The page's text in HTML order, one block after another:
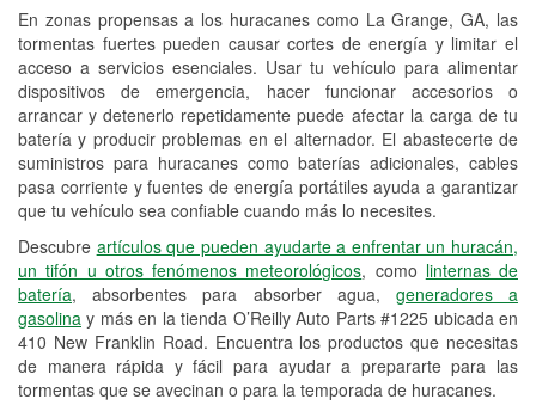
En zonas propensas a los huracanes como La Grange, GA, las
tormentas fuertes pueden causar cortes de energía y limitar el
acceso a servicios esenciales. Usar tu vehículo para alimentar
dispositivos de emergencia, hacer funcionar accesorios o
arrancar y detenerlo repetidamente puede afectar la carga de tu
batería y producir problemas en el alternador. El abastecerte de
suministros para huracanes como baterías adicionales, cables
pasa corriente y fuentes de energía portátiles ayuda a garantizar
que tu vehículo sea confiable cuando más lo necesites.
Descubre artículos que pueden ayudarte a enfrentar un huracán,
un tifón u otros fenómenos meteorológicos, como linternas de
batería, absorbentes para absorber agua, generadores a
gasolina y más en la tienda O’Reilly Auto Parts #1225 ubicada en
410 New Franklin Road. Encuentra los productos que necesitas
de manera rápida y fácil para ayudar a prepararte para las
tormentas que se avecinan o para la temporada de huracanes.
freno
Hurricane Supplies
Conoce más